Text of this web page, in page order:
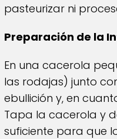
pasteurizar ni
Preparación de la
En una cacerola
las rodajas) junto
ebullición y, en
Tapa la cacerola y
suficiente para que